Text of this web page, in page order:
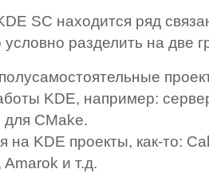
SC находится ряд
разделить на две
KDE, например:
CMake.
на KDE проекты, как-то:
и т.д.